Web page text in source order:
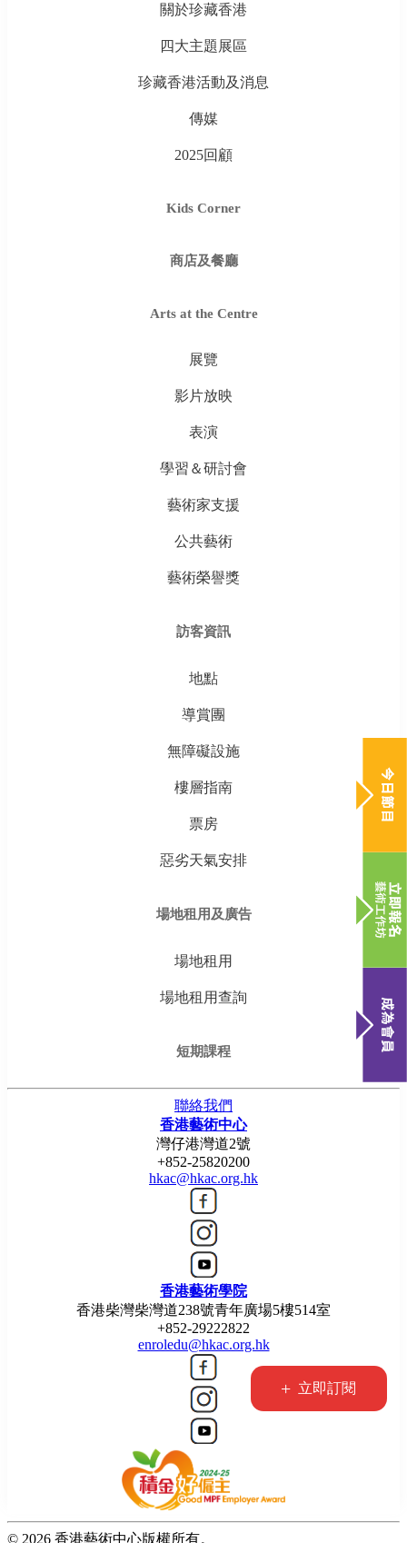
+ 立即訂閱
關於珍藏香港
四大主題展區
珍藏香港活動及消息
傳媒
2025回顧
Kids Corner
商店及餐廳
Arts at the Centre
展覽
影片放映
表演
學習＆研討會
藝術家支援
公共藝術
藝術榮譽獎
訪客資訊
地點
導賞團
無障礙設施
樓層指南
票房
惡劣天氣安排
場地租用及廣告
場地租用
場地租用查詢
短期課程
聯絡我們
香港藝術中心
灣仔港灣道2號
+852-25820200
hkac@hkac.org.hk
香港藝術學院
香港柴灣柴灣道238號青年廣場5樓514室
+852-29222822
enroledu@hkac.org.hk
© 2026 香港藝術中心版權所有。